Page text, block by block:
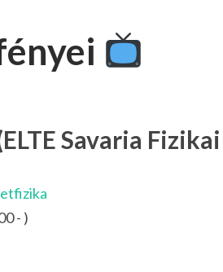
Savaria
- )